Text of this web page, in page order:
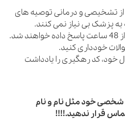
و درمانی توصیه های
بی نیاز نمی کنند.
کد رهگیری را یادداشت
خود مثل نام و نام
ندهید.!!!!